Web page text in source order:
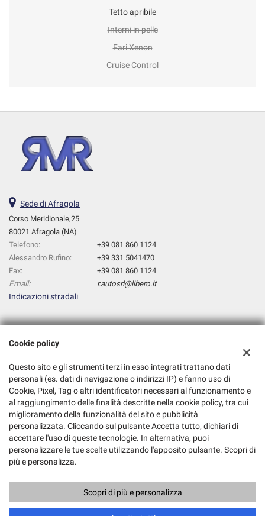
Tetto apribile
Interni in pelle
Fari Xenon
Cruise Control
Sede di Afragola
Corso Meridionale,25
80021 Afragola (NA)
Telefono:
+39 081 860 1124
Alessandro Rufino:
+39 331 5041470
Fax:
+39 081 860 1124
Email:
r.autosrl@libero.it
Indicazioni stradali
Dati fiscali:
R. AUTO S.R.L.
Corso Meridionale,25, Afragola (NA)
C.F/P.IVA:07816451210
Registro delle imprese:NA
Copyright © 2026 GestionaleAuto.com S.r.l., Tutti i diritti riservati -
Leggi l'informativa sulla privacy-Cookie Policy
Cookie policy
Questo sito e gli strumenti terzi in esso integrati trattano dati
personali (es. dati di navigazione o indirizzi IP) e fanno uso di
Cookie, Pixel, Tag o altri identificatori necessari al funzionamento e
al raggiungimento delle finalità descritte nella cookie policy, tra cui
miglioramento della funzionalità del sito e pubblicità
personalizzata. Cliccando sul pulsante Accetta tutto, dichiari di
accettare l'uso di queste tecnologie. In alternativa, puoi
personalizzare le tue scelte utilizzando l'apposito pulsante. Scopri di
più e personalizza.
Scopri di più e personalizza